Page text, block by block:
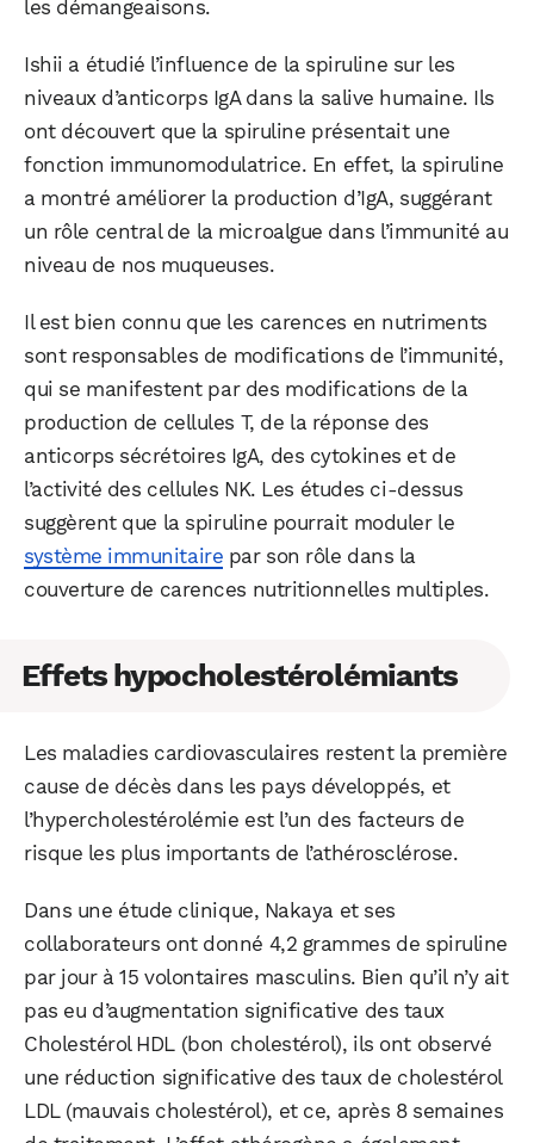
les démangeaisons.
Ishii a étudié l’influence de la spiruline sur les
niveaux d’anticorps IgA dans la salive humaine. Ils
ont découvert que la spiruline présentait une
fonction immunomodulatrice. En effet, la spiruline
a montré améliorer la production d’IgA, suggérant
un rôle central de la microalgue dans l’immunité au
niveau de nos muqueuses.
Il est bien connu que les carences en nutriments
sont responsables de modifications de l’immunité,
qui se manifestent par des modifications de la
production de cellules T, de la réponse des
anticorps sécrétoires IgA, des cytokines et de
l’activité des cellules NK. Les études ci-dessus
suggèrent que la spiruline pourrait moduler le
système immunitaire par son rôle dans la
couverture de carences nutritionnelles multiples.
Effets hypocholestérolémiants
Les maladies cardiovasculaires restent la première
cause de décès dans les pays développés, et
l’hypercholestérolémie est l’un des facteurs de
risque les plus importants de l’athérosclérose.
Dans une étude clinique, Nakaya et ses
collaborateurs ont donné 4,2 grammes de spiruline
par jour à 15 volontaires masculins. Bien qu’il n’y ait
pas eu d’augmentation significative des taux
Cholestérol HDL (bon cholestérol), ils ont observé
une réduction significative des taux de cholestérol
LDL (mauvais cholestérol), et ce, après 8 semaines
Facebook X LinkedIn